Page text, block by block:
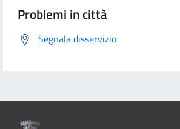
Problemi in città
Segnala disservizio